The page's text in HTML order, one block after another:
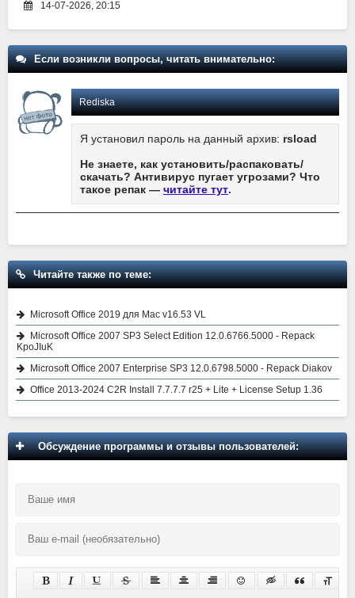
14-07-2026, 20:15
Если возникли вопросы, читать внимательно:
Rediska
Я установил пароль на данный архив: rsload
Не знаете, как установить/распаковать/
скачать? Антивирус пугает угрозами? Что
такое репак — читайте тут.
Читайте также по теме:
Microsoft Office 2019 для Mac v16.53 VL
Microsoft Office 2007 SP3 Select Edition 12.0.6766.5000 - Repack
KpoJIuK
Microsoft Office 2007 Enterprise SP3 12.0.6798.5000 - Repack Diakov
Office 2013-2024 C2R Install 7.7.7.7 r25 + Lite + License Setup 1.36
Обсуждение программы и отзывы пользователей: